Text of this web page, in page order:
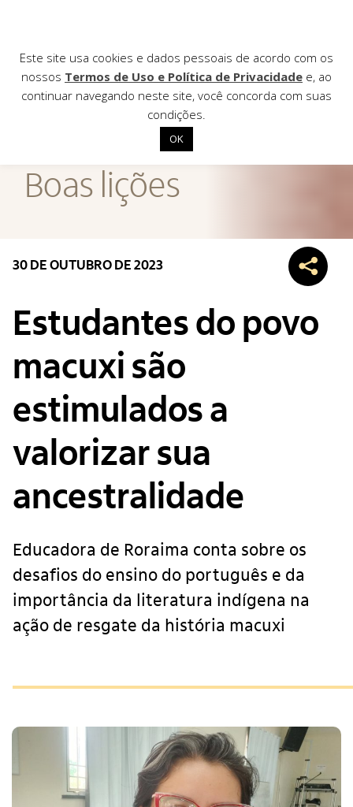
Institucional
Contato
Boas lições
30 DE OUTUBRO DE 2023
Estudantes do povo
macuxi são
estimulados a
valorizar sua
ancestralidade
Educadora de Roraima conta sobre os
desafios do ensino do português e da
importância da literatura indígena na
ação de resgate da história macuxi
Este site usa cookies e dados pessoais de acordo com os
nossos Termos de Uso e Política de Privacidade e, ao
continuar navegando neste site, você concorda com suas
condições.
OK